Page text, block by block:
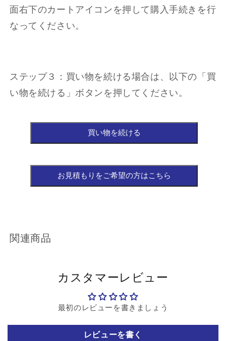
面右下のカートアイコンを押して購入手続きを行
なってください。
ステップ３：買い物を続ける場合は、以下の「買
い物を続ける」ボタンを押してください。
関連商品
カスタマーレビュー
最初のレビューを書きましょう
レビューを書く